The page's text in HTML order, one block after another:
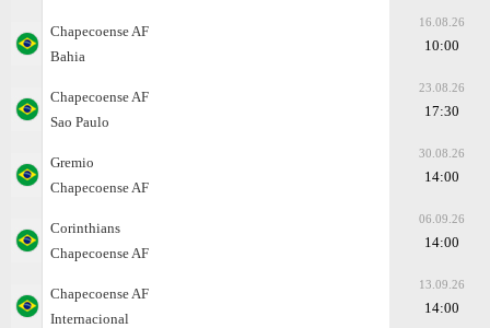
Chapecoense AF
Bahia
16.08.26
10:00
Chapecoense AF
Sao Paulo
23.08.26
17:30
Gremio
Chapecoense AF
30.08.26
14:00
Corinthians
Chapecoense AF
06.09.26
14:00
Chapecoense AF
Internacional
13.09.26
14:00